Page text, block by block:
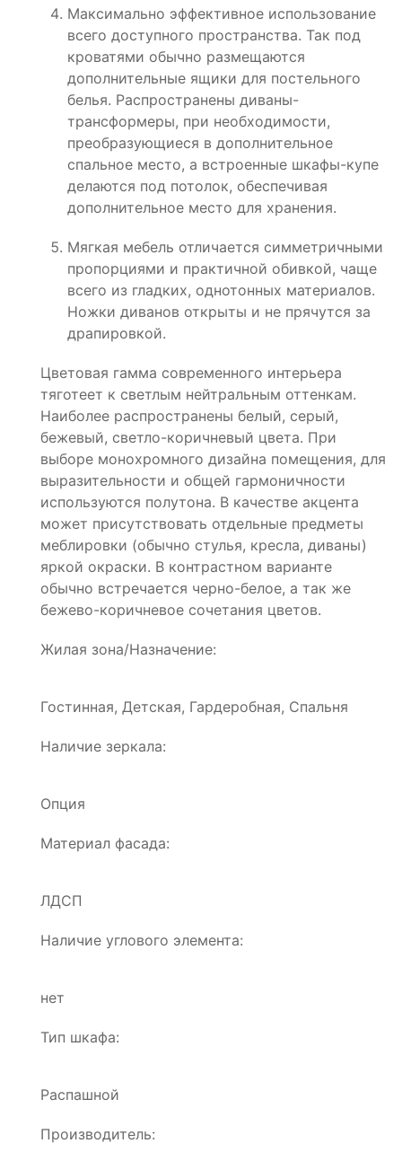
Максимально эффективное использование
всего доступного пространства. Так под
кроватями обычно размещаются
дополнительные ящики для постельного
белья. Распространены диваны-
трансформеры, при необходимости,
преобразующиеся в дополнительное
спальное место, а встроенные шкафы-купе
делаются под потолок, обеспечивая
дополнительное место для хранения.
Мягкая мебель отличается симметричными
пропорциями и практичной обивкой, чаще
всего из гладких, однотонных материалов.
Ножки диванов открыты и не прячутся за
драпировкой.
Цветовая гамма современного интерьера
тяготеет к светлым нейтральным оттенкам.
Наиболее распространены белый, серый,
бежевый, светло-коричневый цвета. При
выборе монохромного дизайна помещения, для
выразительности и общей гармоничности
используются полутона. В качестве акцента
может присутствовать отдельные предметы
меблировки (обычно стулья, кресла, диваны)
яркой окраски. В контрастном варианте
обычно встречается черно-белое, а так же
бежево-коричневое сочетания цветов.
Жилая зона/Назначение:
Гостинная, Детская, Гардеробная, Спальня
Наличие зеркала:
Опция
Материал фасада:
ЛДСП
Наличие углового элемента:
нет
Тип шкафа:
Распашной
Производитель: